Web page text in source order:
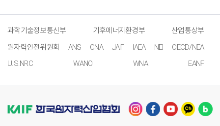
과학기술정보통신부 기후에너지환경부
산업통상부
원자력안전위원회
ANS CNA JAIF IAEA NEI
OECD/NEA
U.S.NRC
WANO WNA EANF